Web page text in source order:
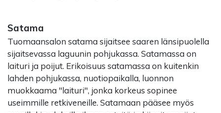
Satama
Tuomaansalon satama sijaitsee saaren länsipuolella
sijaitsevassa laguunin pohjukassa. Satamassa on
laituri ja poijut. Erikoisuus satamassa on kuitenkin
lahden pohjukassa, nuotiopaikalla, luonnon
muokkaama "laituri", jonka korkeus sopinee
useimmille retkiveneille. Satamaan pääsee myös